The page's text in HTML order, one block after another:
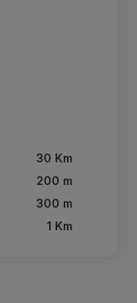
30 Km
200 m
300 m
1 Km